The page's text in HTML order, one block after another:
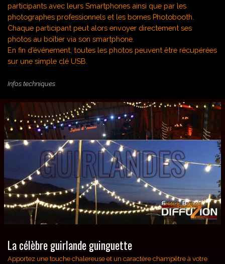
participants avec leurs Smartphones ainsi que par les
photographes professionnels et les bornes Photobooth.
Chaque participant peut alors envoyer directement ses
photos au boîtier via son smartphone.
En fin d’événement, toutes les photos peuvent être récupérées
sur une simple clé USB.
Infos techniques
La célèbre guirlande guinguette
Apportez une touche chalereuse et un caractère champêtre à votre